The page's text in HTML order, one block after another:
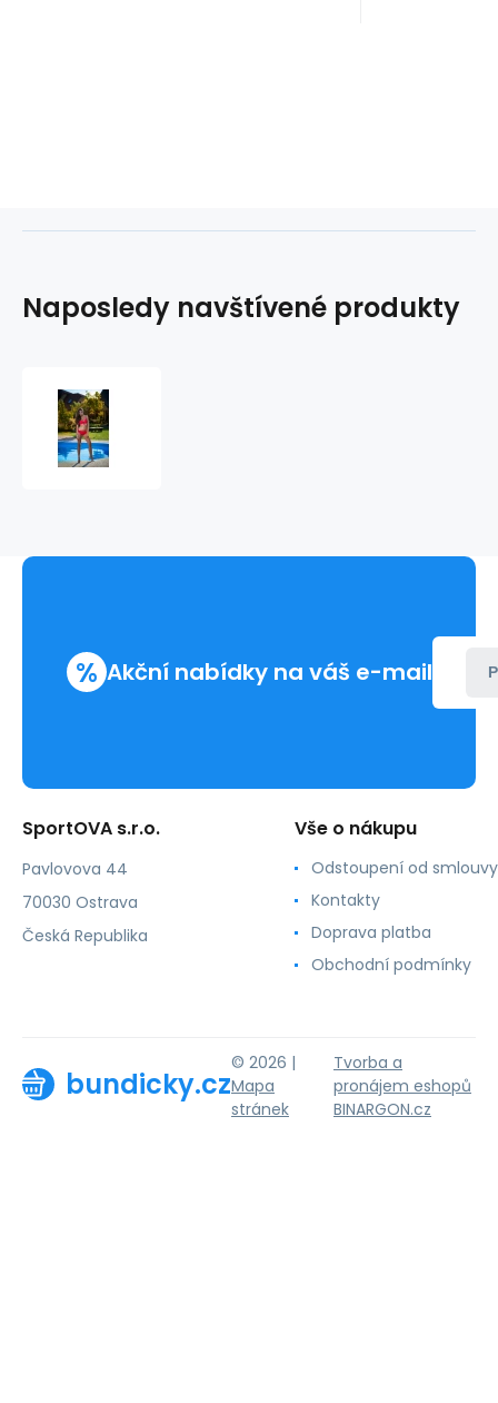
Naposledy navštívené produkty
% Akční nabídky na váš e-mail
SportOVA s.r.o.
Pavlovova 44
70030 Ostrava
Česká Republika
Vše o nákupu
Odstoupení od smlouvy
Kontakty
Doprava platba
Obchodní podmínky
bundicky.cz
© 2026 |
Mapa
stránek
Tvorba a
pronájem eshopů
BINARGON.cz